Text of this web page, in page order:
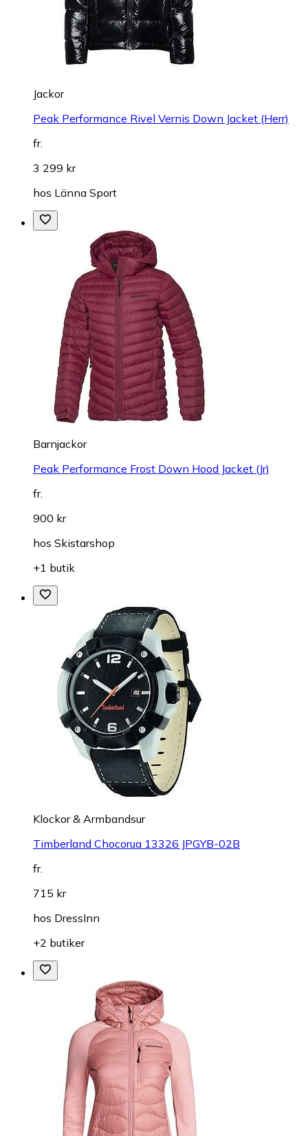
Jackor
Peak Performance Rivel Vernis Down Jacket (Herr)
fr.
3 299 kr
hos Länna Sport
Barnjackor
Peak Performance Frost Down Hood Jacket (Jr)
fr.
900 kr
hos Skistarshop
+1 butik
Klockor & Armbandsur
Timberland Chocorua 13326 JPGYB-02B
fr.
715 kr
hos DressInn
+2 butiker